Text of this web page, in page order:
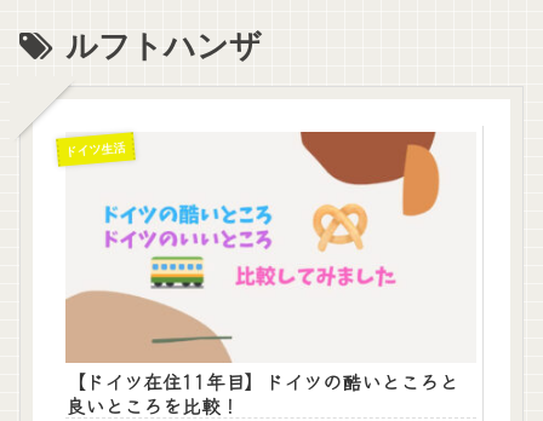
ルフトハンザ
ドイツ生活
【ドイツ在住11年目】ドイツの酷いところと
良いところを比較！